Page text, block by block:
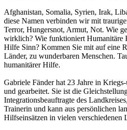
Afghanistan, Somalia, Syrien, Irak,
diese Namen verbinden wir mit
Terror, Hungersnot, Armut, Not. Wie
wirklich? Wie funktioniert Humanitäre
Hilfe Sinn? Kommen Sie mit auf eine
Länder, zu wunderbaren Menschen.
humanitärer Hilfe.
Gabriele Fänder hat 23 Jahre in
und gearbeitet. Sie ist die
Integrationsbeauftragte des
Trainerin und kann aus persönlichen
Hilfseinsätzen in vielen verschiedenen